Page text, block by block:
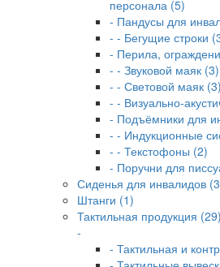
персонала (5)
- Пандусы для
- - Бегущие строки
- Перила,
- - Звуковой маяк (3)
- - Световой маяк (3)
- - Визуально-
- Подъёмники для
- - Индукционные
- - Текстофоны (2)
- Поручни для
Сиденья для инвалидов
Штанги (1)
Тактильная продукция (29)
-
- Тактильная и